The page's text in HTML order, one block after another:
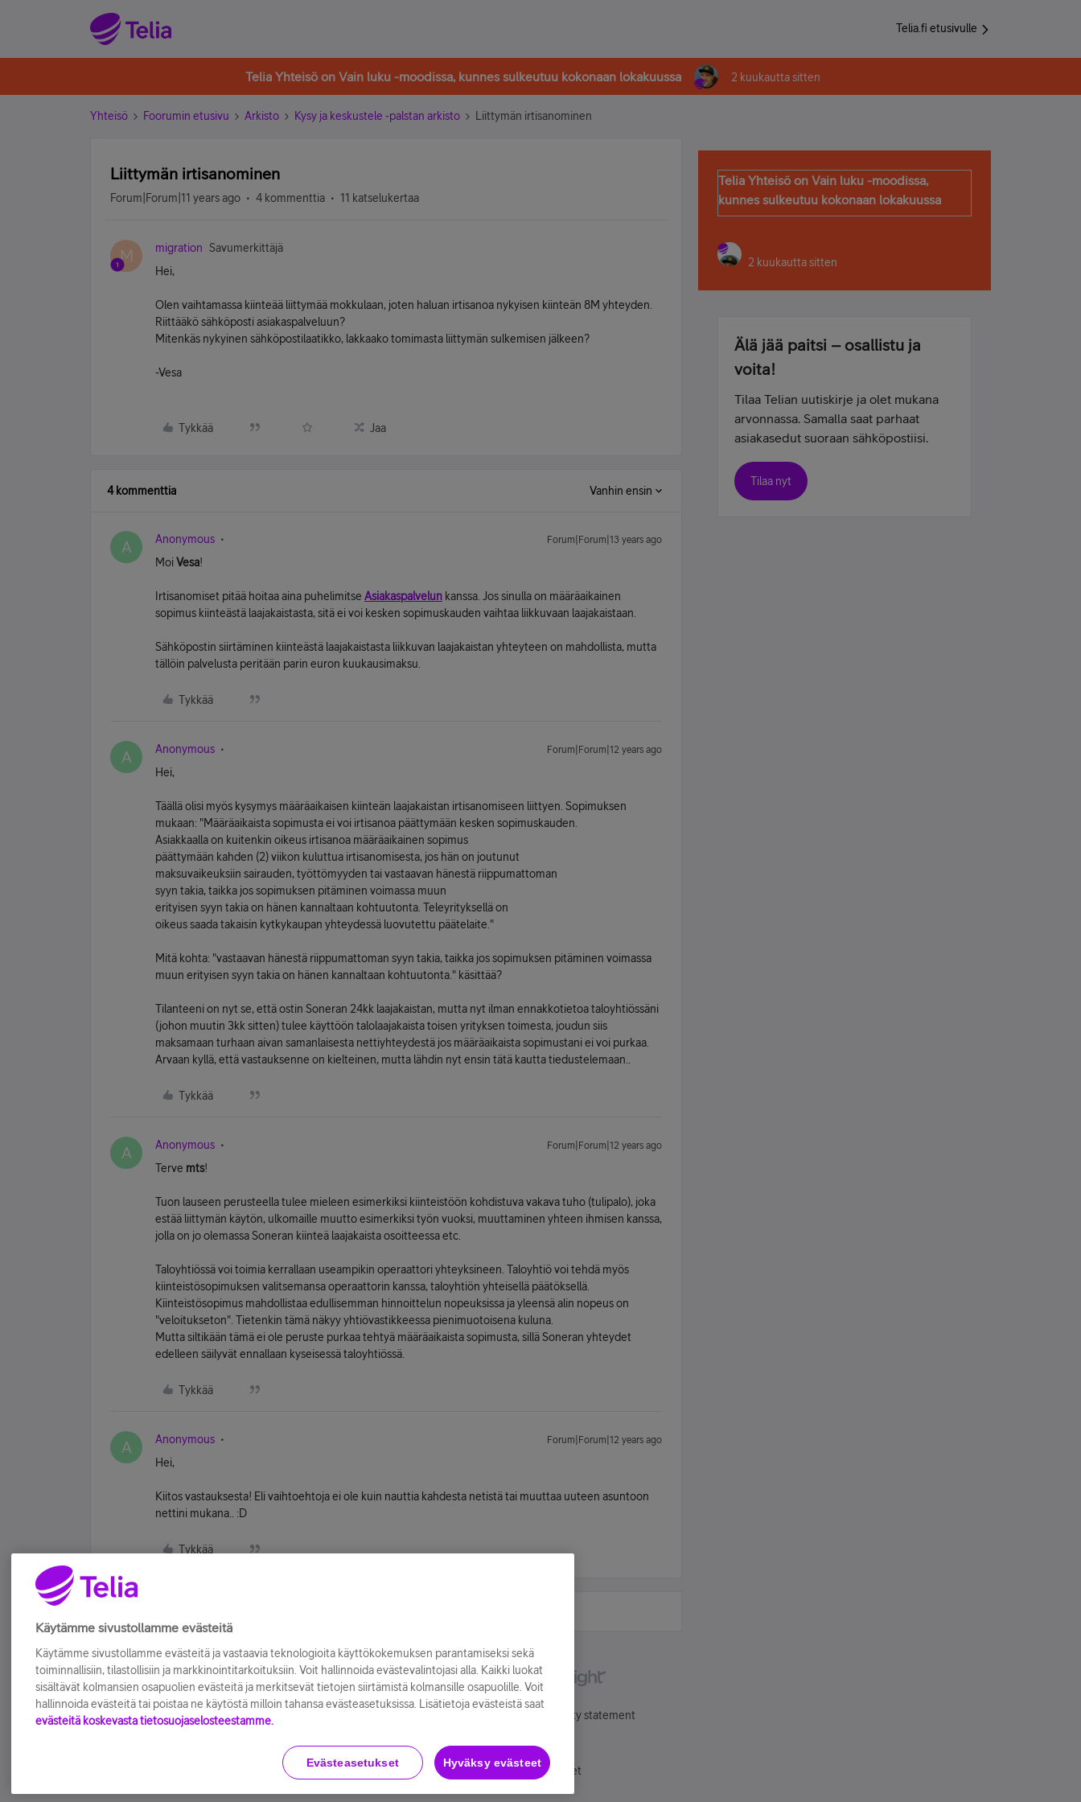
Telia.fi etusivulle
Telia Yhteisö on Vain luku -moodissa, kunnes sulkeutuu kokonaan lokakuussa 2 kuukautta sitten
Yhteisö Foorumin etusivu Arkisto Kysy ja keskustele -palstan arkisto Liittymän irtisanominen
Liittymän irtisanominen
Forum|Forum|11 years ago 4 kommenttia 11 katselukertaa
M migration
Savumerkittäjä
Hei,
Olen vaihtamassa kiinteää liittymää mokkulaan, joten haluan irtisanoa nykyisen kiinteän 8M yhteyden.
Riittääkö sähköposti asiakaspalveluun?
Mitenkäs nykyinen sähköpostilaatikko, lakkaako tomimasta liittymän sulkemisen jälkeen?
-Vesa
Tykkää Jaa
4 kommenttia Vanhin ensin
A Anonymous Forum|Forum|13 years ago
MoiVesa!
Irtisanomiset pitää hoitaa aina puhelimitse Asiakaspalvelun kanssa. Jos sinulla on määräaikainen
sopimus kiinteästä laajakaistasta, sitä ei voi kesken sopimuskauden vaihtaa liikkuvaan laajakaistaan.
Sähköpostin siirtäminen kiinteästä laajakaistasta liikkuvan laajakaistan yhteyteen on mahdollista, mutta
tällöin palvelusta peritään parin euron kuukausimaksu.
Tykkää
A Anonymous Forum|Forum|12 years ago
Hei,
Täällä olisi myös kysymys määräaikaisen kiinteän laajakaistan irtisanomiseen liittyen. Sopimuksen
mukaan: "Määräaikaista sopimusta ei voi irtisanoa päättymään kesken sopimuskauden.
Asiakkaalla on kuitenkin oikeus irtisanoa määräaikainen sopimus
päättymään kahden (2) viikon kuluttua irtisanomisesta, jos hän on joutunut
maksuvaikeuksiin sairauden, työttömyyden tai vastaavan hänestä riippumattoman
syyn takia, taikka jos sopimuksen pitäminen voimassa muun
erityisen syyn takia on hänen kannaltaan kohtuutonta. Teleyrityksellä on
oikeus saada takaisin kytkykaupan yhteydessä luovutettu päätelaite."
Mitä kohta: "vastaavan hänestä riippumattoman syyn takia, taikka jos sopimuksen pitäminen voimassa
muun erityisen syyn takia on hänen kannaltaan kohtuutonta." käsittää?
Tilanteeni on nyt se, että ostin Soneran 24kk laajakaistan, mutta nyt ilman ennakkotietoa taloyhtiössäni
(johon muutin 3kk sitten) tulee käyttöön talolaajakaista toisen yrityksen toimesta, joudun siis
maksamaan turhaan aivan samanlaisesta nettiyhteydestä jos määräaikaista sopimustani ei voi purkaa.
Arvaan kyllä, että vastauksenne on kielteinen, mutta lähdin nyt ensin tätä kautta tiedustelemaan..
Tykkää
A Anonymous Forum|Forum|12 years ago
Terve mts!
Tuon lauseen perusteella tulee mieleen esimerkiksi kiinteistöön kohdistuva vakava tuho (tulipalo), joka
estää liittymän käytön, ulkomaille muutto esimerkiksi työn vuoksi, muuttaminen yhteen ihmisen kanssa,
jolla on jo olemassa Soneran kiinteä laajakaista osoitteessa etc.
Taloyhtiössä voi toimia kerrallaan useampikin operaattori yhteyksineen. Taloyhtiö voi tehdä myös
kiinteistösopimuksen valitsemansa operaattorin kanssa, taloyhtiön yhteisellä päätöksellä.
Kiinteistösopimus mahdollistaa edullisemman hinnoittelun nopeuksissa ja yleensä alin nopeus on
"veloitukseton". Tietenkin tämä näkyy yhtiövastikkeessa pienimuotoisena kuluna.
Mutta siltikään tämä ei ole peruste purkaa tehtyä määräaikaista sopimusta, sillä Soneran yhteydet
edelleen säilyvät ennallaan kyseisessä taloyhtiössä.
Tykkää
A Anonymous Forum|Forum|12 years ago
Hei,
Kiitos vastauksesta! Eli vaihtoehtoja ei ole kuin nauttia kahdesta netistä tai muuttaa uuteen asuntoon
nettini mukana.. :D
Tykkää
Telia Yhteisö on Vain luku -moodissa,
kunnes sulkeutuu kokonaan lokakuussa
2 kuukautta sitten
Älä jää paitsi – osallistu ja
voita!
Tilaa Telian uutiskirje ja olet mukana
arvonnassa. Samalla saat parhaat
asiakasedut suoraan sähköpostiisi.
Tilaa nyt
Accessibility statement
Evästeasetukset
Käytämme sivustollamme evästeitä
Käytämme sivustollamme evästeitä ja vastaavia teknologioita käyttökokemuksen parantamiseksi sekä
toiminnallisiin, tilastollisiin ja markkinointitarkoituksiin. Voit hallinnoida evästevalintojasi alla. Kaikki luokat
sisältävät kolmansien osapuolien evästeitä ja merkitsevät tietojen siirtämistä kolmansille osapuolille. Voit
hallinnoida evästeitä tai poistaa ne käytöstä milloin tahansa evästeasetuksissa. Lisätietoja evästeistä saat
evästeitä koskevasta tietosuojaselosteestamme.
Evästeasetukset Hyväksy evästeet